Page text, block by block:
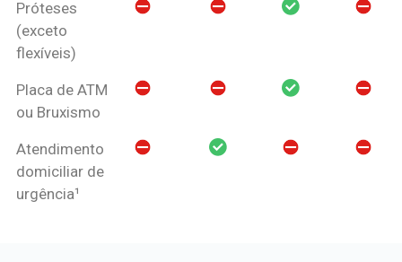
Próteses
(exceto
flexíveis)
Placa de ATM
ou Bruxismo
Atendimento
domiciliar de
urgência¹